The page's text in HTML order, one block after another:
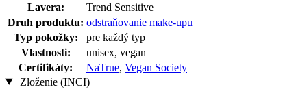
Lavera:
Trend Sensitive
Druh produktu: odstraňovanie make-upu
Typ pokožky:
pre každý typ
Vlastnosti:
unisex, vegan
Certifikáty:
NaTrue, Vegan Society
Zloženie (INCI)